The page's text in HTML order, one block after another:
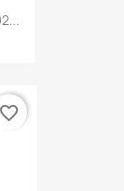
favorite_border